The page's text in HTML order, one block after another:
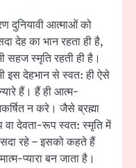
दुनियावी आत्माओं को
देह का भान रहता ही है,
सहज स्मृति रहती ही है।
इस देहभान से स्वत: ही ऐसे
हैं। हैं ही आत्म-
न करे। जैसे ब्रह्मा
देवता-रूप स्वत: स्मृति में
रहे – इसको कहते हैं
प्यारा बन जाता है।